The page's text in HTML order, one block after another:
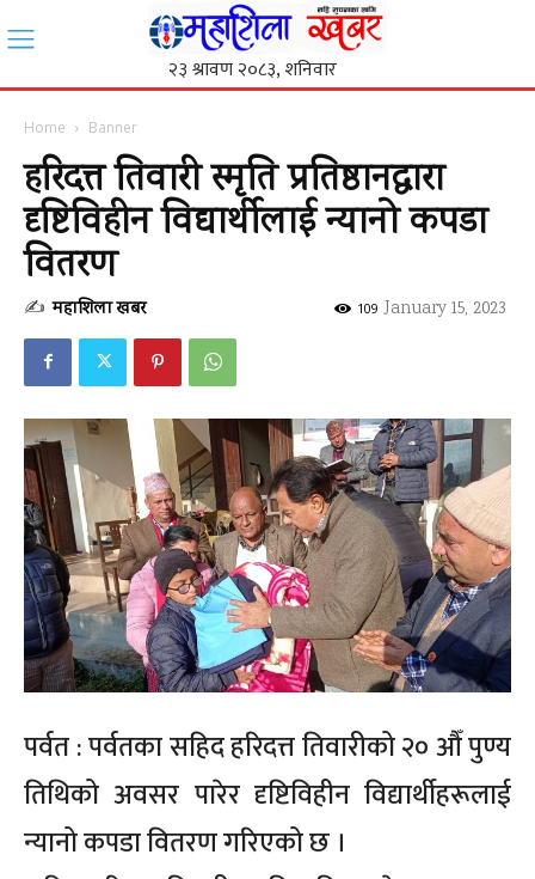
Home Banner
हरिदत्त तिवारी स्मृति प्रतिष्ठानद्धारा
दृष्टिविहीन विद्यार्थीलाई न्यानो कपडा
वितरण
✍ महाशिला खबर January 15, 2023
109
पर्वत : पर्वतका सहिद हरिदत्त तिवारीको २० औँ पुण्य
तिथिको अवसर पारेर दृष्टिविहीन विद्यार्थीहरूलाई
न्यानो कपडा वितरण गरिएको छ ।